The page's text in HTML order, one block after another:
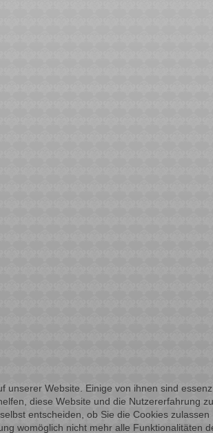
unserer Website. Einige von ihnen sind
diese Website und die Nutzererfahrung
entscheiden, ob Sie die Cookies
womöglich nicht mehr alle Funktionalitäten